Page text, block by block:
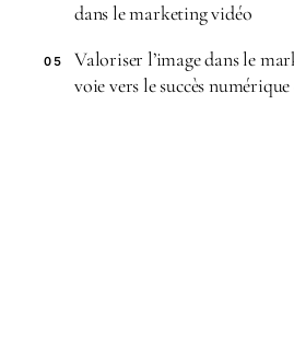
dans le marketing vidéo
05
Valoriser l’image dans le
voie vers le succès